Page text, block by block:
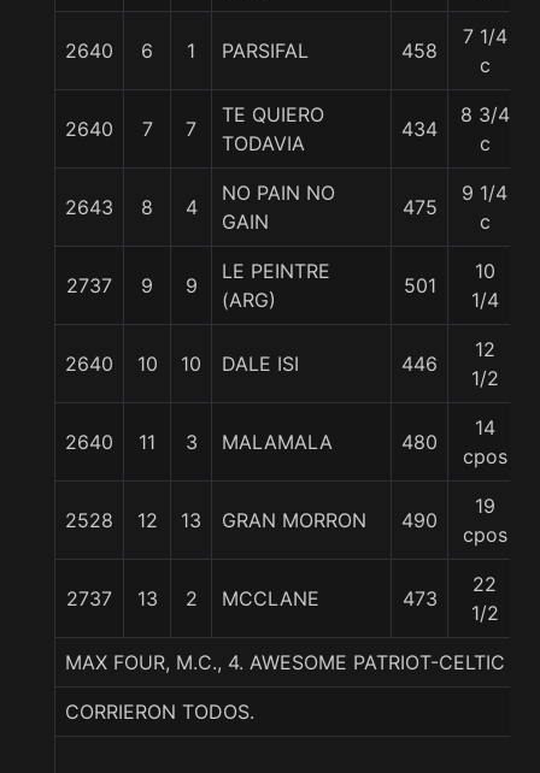
2640 6 1 PARSIFAL 458
7 1/4
c
2640 7 7
TE QUIERO
TODAVIA
434
8 3/4
c
2643 8 4
NO PAIN NO
GAIN
475
9 1/4
c
2737 9 9
LE PEINTRE
(ARG)
501
10
1/4
2640 10 10 DALE ISI 446
12
1/2
2640 11 3 MALAMALA 480
14
cpos
2528 12 13 GRAN MORRON 490
19
cpos
2737 13 2 MCCLANE 473
22
1/2
MAX FOUR, M.C., 4. AWESOME PATRIOT-CELTIC
CORRIERON TODOS.